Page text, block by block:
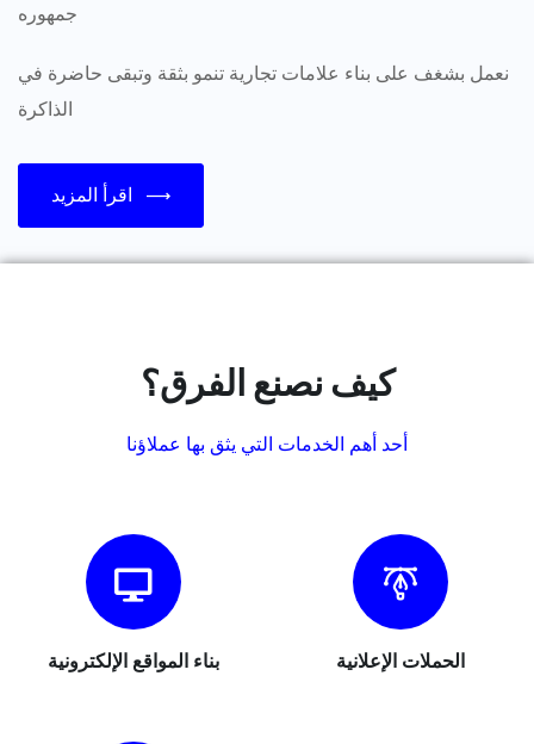
جمهوره
نعمل بشغف على بناء علامات تجارية تنمو بثقة وتبقى حاضرة في
الذاكرة
اقرأ المزيد
كيف نصنع الفرق؟
أحد أهم الخدمات التي يثق بها عملاؤنا
بناء المواقع الإلكترونية الحملات الإعلانية